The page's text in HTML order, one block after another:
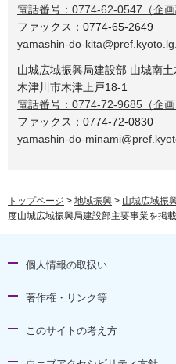
電話番号：0774-62-0547（企画
ファックス：0774-65-2649
yamashin-do-
山城広域振興局建設部 山城南
木津川市木津上戸18-1
電話番号：0774-72-9685（企画
ファックス：0774-72-0830
yamashin-do-
トップページ > 地域振興 > 山城広域振
度山城広域振興局建設部主要事業を掲
個人情報の取扱い
著作権・リンク等
このサイトの考え方